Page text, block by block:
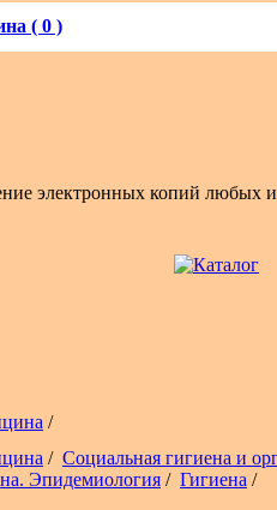
( 0 )
электронных копий любых
/
/ Социальная гигиена и
Эпидемиология / Гигиена /